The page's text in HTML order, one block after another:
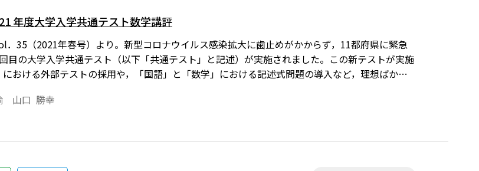
年度大学入学共通テスト数学講評
．35（2021年春号）より。新型コロナウイルス感染拡大に歯止めがかからず，11都府県に緊急
目の大学入学共通テスト（以下「共通テスト」と記述）が実施されました。この新テストが実施
おける外部テストの採用や，「国語」と「数学」における記述式問題の導入など，理想ばかり
ために設けられた様々な制約の中で受験当日を迎えることとなり，受験生の皆さんは本当に大
山口 勝幸